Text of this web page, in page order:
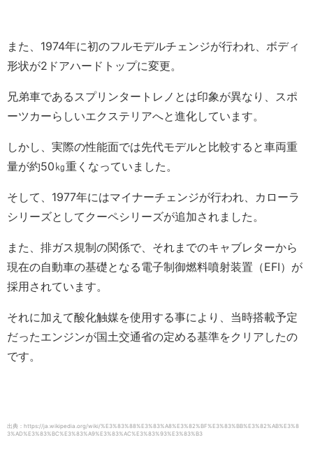
また、1974年に初のフルモデルチェンジが行われ、ボディ
形状が2ドアハードトップに変更。
兄弟車であるスプリンタートレノとは印象が異なり、スポ
ーツカーらしいエクステリアへと進化しています。
しかし、実際の性能面では先代モデルと比較すると車両重
量が約50㎏重くなっていました。
そして、1977年にはマイナーチェンジが行われ、カローラ
シリーズとしてクーペシリーズが追加されました。
また、排ガス規制の関係で、それまでのキャブレターから
現在の自動車の基礎となる電子制御燃料噴射装置（EFI）が
採用されています。
それに加えて酸化触媒を使用する事により、当時搭載予定
だったエンジンが国土交通省の定める基準をクリアしたの
です。
出典：https://ja.wikipedia.org/wiki/%E3%83%88%E3%83%A8%E3%82%BF%E3%83%BB%E3%82%AB%E3%8
3%AD%E3%83%BC%E3%83%A9%E3%83%AC%E3%83%93%E3%83%B3